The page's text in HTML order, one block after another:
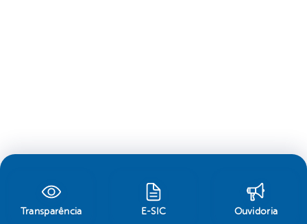
Transparência E-SIC Ouvidoria